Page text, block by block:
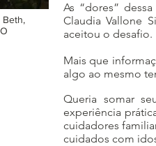
Beth,
As “dores”
Claudia Vallone
aceitou o desafio.
Mais que
algo ao mesmo
Queria somar
experiência
cuidadores
cuidados com